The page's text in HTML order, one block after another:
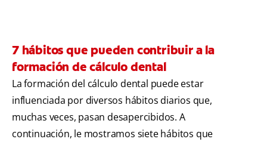
7 hábitos que pueden contribuir a la
formación de cálculo dental
La formación del cálculo dental puede estar
influenciada por diversos hábitos diarios que,
muchas veces, pasan desapercibidos. A
continuación, le mostramos siete hábitos que